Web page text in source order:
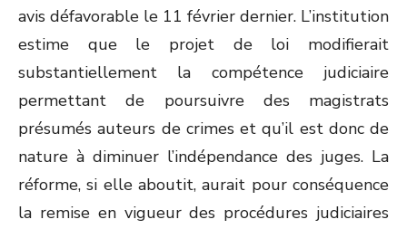
avis défavorable le 11 février dernier. L’institution
estime que le projet de loi modifierait
substantiellement la compétence judiciaire
permettant de poursuivre des magistrats
présumés auteurs de crimes et qu’il est donc de
nature à diminuer l’indépendance des juges. La
réforme, si elle aboutit, aurait pour conséquence
la remise en vigueur des procédures judiciaires